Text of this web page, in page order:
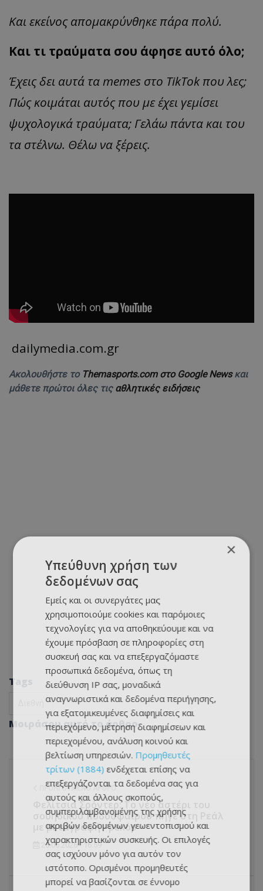
Και εκείνος απομακρύνθηκε πάρα πολύ.
Και τι τραύματα σου άφησε αυτό όλο;
Έχεις δει αυτά τα memes στο TikTok που λες;
Πώς κοιμάται αυτός που με έχει γεμίσει
ψυχολογικά τραύματα; Γελάω πάντα και του
τα στέλνω. Θέλω να ξέρεις.
dailymedia.com.gr
Ακολουθήστε το Themasports.com στο Google Newsκαι
μάθετε πρώτοι όλες τις αθλητικές ειδήσεις
Tags
Μοιράσου αυτό το άρθρο
ΠΡΟΗΓΟΎΜΕΝΟ ΆΡΘΡΟ
Φελίτσια Σρόντερ: Το νέο αστέρι του
σουηδικού ποδοσφαίρου πήγε στη Ρεάλ
με μεταγραφή - ρεκόρ
25.06.2026 - 16:59
×
Υπεύθυνη χρήση των
δεδομένων σας
Εμείς και οι συνεργάτες μας
χρησιμοποιούμε cookies και παρόμοιες
τεχνολογίες για να αποθηκεύουμε και να
έχουμε πρόσβαση σε πληροφορίες στη
συσκευή σας και να επεξεργαζόμαστε
προσωπικά δεδομένα, όπως τη
διεύθυνση IP σας, μοναδικά
αναγνωριστικά και δεδομένα περιήγησης,
για εξατομικευμένες διαφημίσεις και
περιεχόμενο, μέτρηση διαφημίσεων και
περιεχομένου, ανάλυση κοινού και
βελτίωση υπηρεσιών. Προμηθευτές
τρίτων (1884) ενδέχεται επίσης να
επεξεργάζονται τα δεδομένα σας για
αυτούς και άλλους σκοπούς,
συμπεριλαμβανομένης της χρήσης
ακριβών δεδομένων γεωεντοπισμού και
χαρακτηριστικών συσκευής. Οι επιλογές
σας ισχύουν μόνο για αυτόν τον
ιστότοπο. Ορισμένοι προμηθευτές
μπορεί να βασίζονται σε έννομο